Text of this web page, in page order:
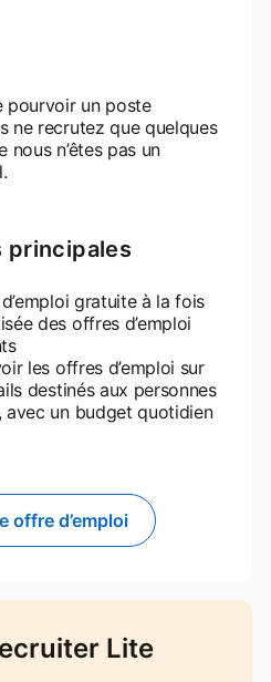
pourvoir un poste
ne recrutez que quelques
n’êtes pas un
principales
gratuite à la fois
des offres d’emploi
les offres d’emploi sur
destinés aux personnes
avec un budget quotidien
offre d’emploi
opens in a new tab
Lite